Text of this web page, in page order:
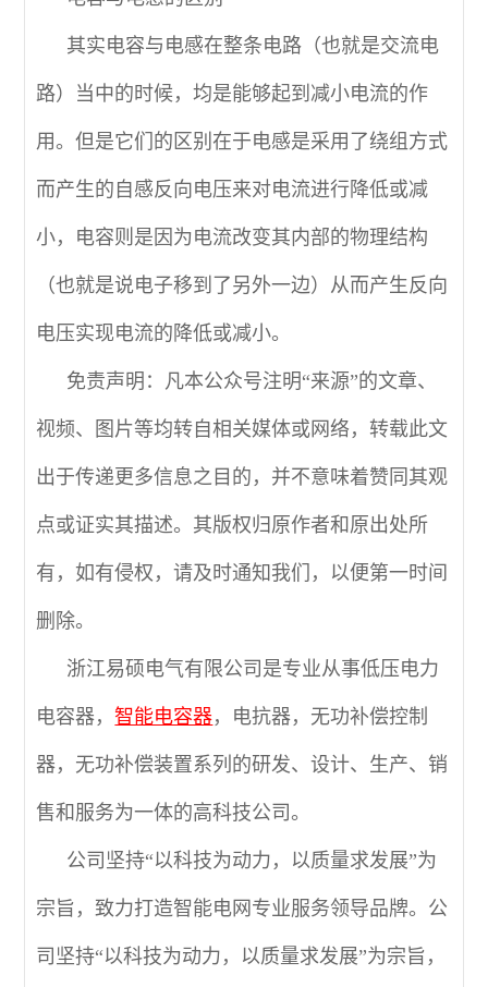
其实电容与电感在整条电路（也就是交流电
路）当中的时候，均是能够起到减小电流的作
用。但是它们的区别在于电感是采用了绕组方式
而产生的自感反向电压来对电流进行降低或减
小，电容则是因为电流改变其内部的物理结构
（也就是说电子移到了另外一边）从而产生反向
电压实现电流的降低或减小。
免责声明：凡本公众号注明“来源”的文章、
视频、图片等均转自相关媒体或网络，转载此文
出于传递更多信息之目的，并不意味着赞同其观
点或证实其描述。其版权归原作者和原出处所
有，如有侵权，请及时通知我们，以便第一时间
删除。
浙江易硕电气有限公司是专业从事低压电力
电容器，智能电容器，电抗器，无功补偿控制
器，无功补偿装置系列的研发、设计、生产、销
售和服务为一体的高科技公司。
公司坚持“以科技为动力，以质量求发展”为
宗旨，致力打造智能电网专业服务领导品牌。公
司坚持“以科技为动力，以质量求发展”为宗旨，